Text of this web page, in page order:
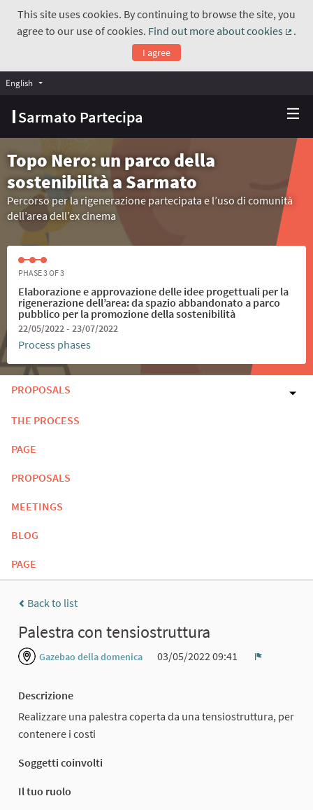
This site uses cookies. By continuing to browse the site, you
agree to our use of cookies. Find out more about cookies
.
I agree
Sarmato Partecipa
English Choose language
Topo Nero: un parco della
sostenibilità a Sarmato
Percorso per la rigenerazione partecipata e l’uso di comunità
dell’area dell’ex cinema
PHASE 3 OF 3
Elaborazione e approvazione delle idee progettuali per la
rigenerazione dell’area: da spazio abbandonato a parco
pubblico per la promozione della sostenibilità
22/05/2022 - 23/07/2022
Process phases
PROPOSALS
THE PROCESS
PAGE
PROPOSALS
MEETINGS
BLOG
PAGE
Back to list
Palestra con tensiostruttura
Gazebao della domenica
03/05/2022 09:41
Descrizione
Realizzare una palestra coperta da una tensiostruttura, per
contenere i costi
Soggetti coinvolti
Il tuo ruolo